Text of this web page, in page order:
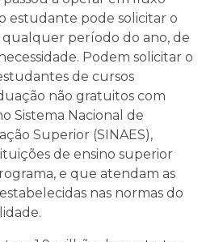
estudante pode solicitar o
período do ano, de
Podem solicitar o
de cursos
não gratuitos com
Sistema Nacional de
Superior (SINAES),
de ensino superior
e que atendam as
nas normas do